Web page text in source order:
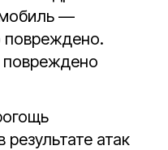
—
повреждено.
повреждено
результате атак